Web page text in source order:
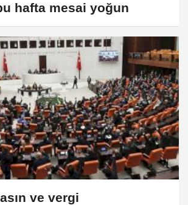
hafta mesai yoğun
ve vergi